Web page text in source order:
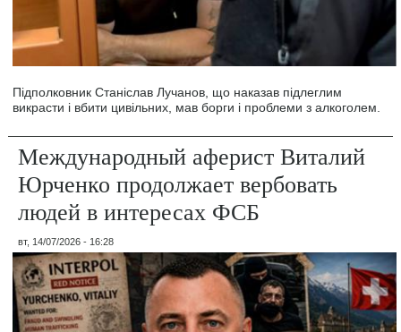
Підполковник Станіслав Лучанов, що наказав підлеглим
викрасти і вбити цивільних, мав борги і проблеми з алкоголем.
Международный аферист Виталий
Юрченко продолжает вербовать
людей в интересах ФСБ
вт, 14/07/2026 - 16:28